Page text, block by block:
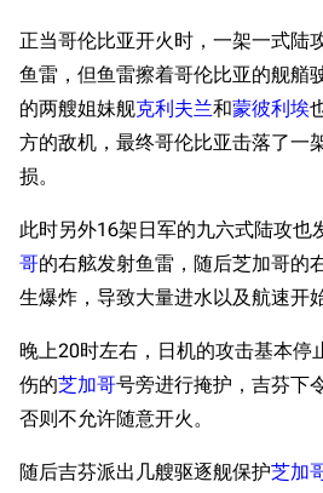
正当哥伦比亚开火时，一架一式陆
鱼雷，但鱼雷擦着哥伦比亚的舰艏
的两艘姐妹舰克利夫兰和蒙彼利埃
方的敌机，最终哥伦比亚击落了一
损。
此时另外16架日军的九六式陆攻也
哥的右舷发射鱼雷，随后芝加哥的
生爆炸，导致大量进水以及航速开
晚上20时左右，日机的攻击基本停
伤的芝加哥号旁进行掩护，吉芬下
否则不允许随意开火。
随后吉芬派出几艘驱逐舰保护芝加